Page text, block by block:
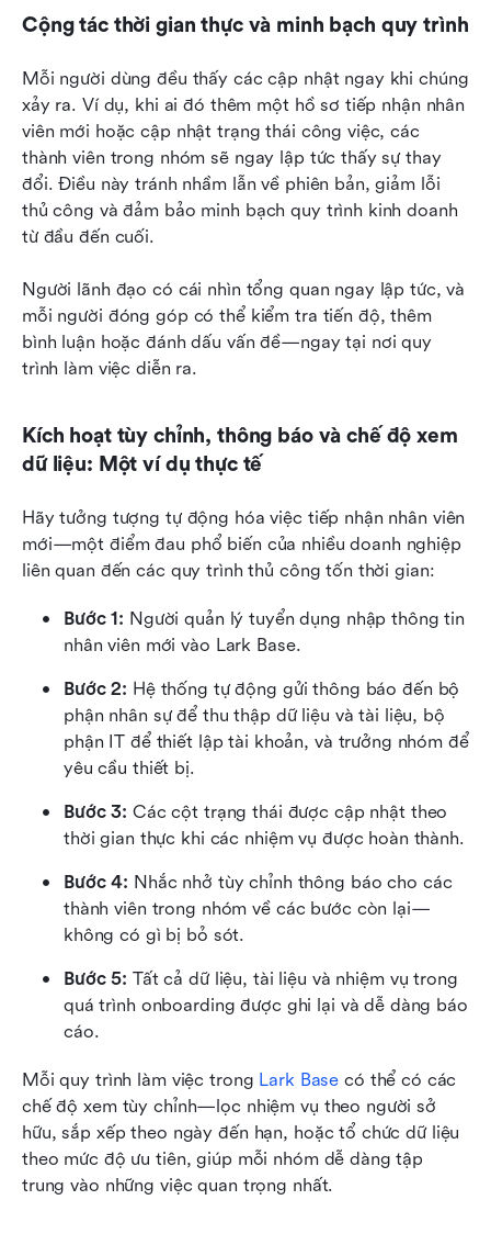
Cộng tác thời gian thực và minh bạch quy trình
Mỗi người dùng đều thấy các cập nhật ngay khi chúng
xảy ra. Ví dụ, khi ai đó thêm một hồ sơ tiếp nhận nhân
viên mới hoặc cập nhật trạng thái công việc, các
thành viên trong nhóm sẽ ngay lập tức thấy sự thay
đổi. Điều này tránh nhầm lẫn về phiên bản, giảm lỗi
thủ công và đảm bảo minh bạch quy trình kinh doanh
từ đầu đến cuối.
Người lãnh đạo có cái nhìn tổng quan ngay lập tức, và
mỗi người đóng góp có thể kiểm tra tiến độ, thêm
bình luận hoặc đánh dấu vấn đề—ngay tại nơi quy
trình làm việc diễn ra.
Kích hoạt tùy chỉnh, thông báo và chế độ xem
dữ liệu: Một ví dụ thực tế
Hãy tưởng tượng tự động hóa việc tiếp nhận nhân viên
mới—một điểm đau phổ biến của nhiều doanh nghiệp
liên quan đến các quy trình thủ công tốn thời gian:
Bước 1: Người quản lý tuyển dụng nhập thông tin
nhân viên mới vào Lark Base.
Bước 2: Hệ thống tự động gửi thông báo đến bộ
phận nhân sự để thu thập dữ liệu và tài liệu, bộ
phận IT để thiết lập tài khoản, và trưởng nhóm để
yêu cầu thiết bị.
Bước 3: Các cột trạng thái được cập nhật theo
thời gian thực khi các nhiệm vụ được hoàn thành.
Bước 4: Nhắc nhở tùy chỉnh thông báo cho các
thành viên trong nhóm về các bước còn lại—
không có gì bị bỏ sót.
Bước 5: Tất cả dữ liệu, tài liệu và nhiệm vụ trong
quá trình onboarding được ghi lại và dễ dàng báo
cáo.
Mỗi quy trình làm việc trong Lark Base có thể có các
chế độ xem tùy chỉnh—lọc nhiệm vụ theo người sở
hữu, sắp xếp theo ngày đến hạn, hoặc tổ chức dữ liệu
theo mức độ ưu tiên, giúp mỗi nhóm dễ dàng tập
trung vào những việc quan trọng nhất.